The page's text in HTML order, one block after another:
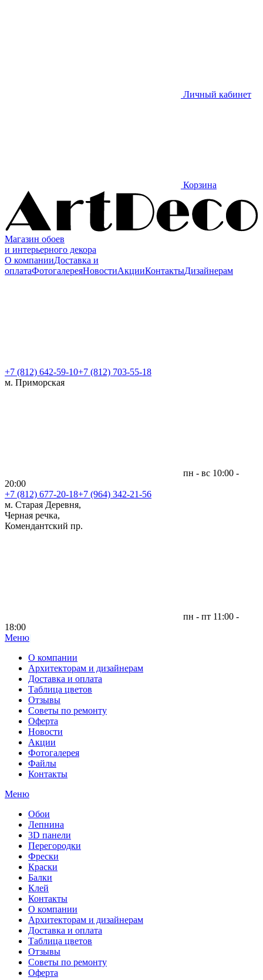
Личный кабинет
Корзина
Магазин обоев
и интерьерного декора
О компанииДоставка и
оплатаФотогалереяНовостиАкцииКонтактыДизайнерам
+7 (812) 642-59-10+7 (812) 703-55-18
м. Приморская
пн - вс 10:00 -
20:00
+7 (812) 677-20-18+7 (964) 342-21-56
м. Старая Деревня,
Черная речка,
Комендантский пр.
пн - пт 11:00 -
18:00
Меню|
О компании
Архитекторам и дизайнерам
Доставка и оплата
Таблица цветов
Отзывы
Советы по ремонту
Оферта
Новости
Акции
Фотогалерея
Файлы
Контакты
Меню
Обои
Лепнина
3D панели
Перегородки
Фрески
Краски
Балки
Клей
Контакты
О компании
Архитекторам и дизайнерам
Доставка и оплата
Таблица цветов
Отзывы
Советы по ремонту
Оферта